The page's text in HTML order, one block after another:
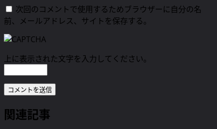
次回のコメントで使用するためブラウザーに自分の名
前、メールアドレス、サイトを保存する。
上に表示された文字を入力してください。
関連記事